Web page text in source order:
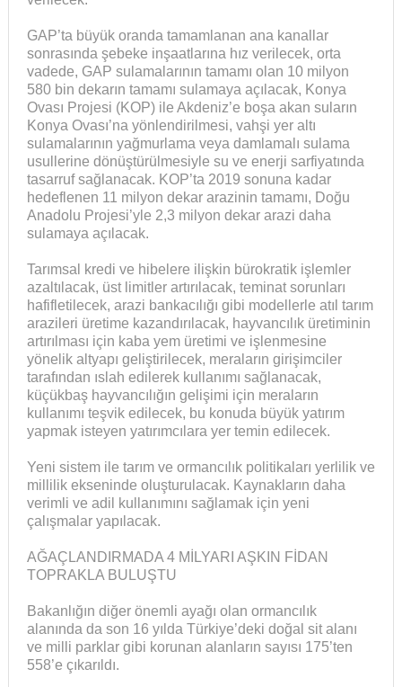
GAP’ta büyük oranda tamamlanan ana kanallar
sonrasında şebeke inşaatlarına hız verilecek, orta
vadede, GAP sulamalarının tamamı olan 10 milyon
580 bin dekarın tamamı sulamaya açılacak, Konya
Ovası Projesi (KOP) ile Akdeniz’e boşa akan suların
Konya Ovası’na yönlendirilmesi, vahşi yer altı
sulamalarının yağmurlama veya damlamalı sulama
usullerine dönüştürülmesiyle su ve enerji sarfiyatında
tasarruf sağlanacak. KOP’ta 2019 sonuna kadar
hedeflenen 11 milyon dekar arazinin tamamı, Doğu
Anadolu Projesi’yle 2,3 milyon dekar arazi daha
sulamaya açılacak.
Tarımsal kredi ve hibelere ilişkin bürokratik işlemler
azaltılacak, üst limitler artırılacak, teminat sorunları
hafifletilecek, arazi bankacılığı gibi modellerle atıl tarım
arazileri üretime kazandırılacak, hayvancılık üretiminin
artırılması için kaba yem üretimi ve işlenmesine
yönelik altyapı geliştirilecek, meraların girişimciler
tarafından ıslah edilerek kullanımı sağlanacak,
küçükbaş hayvancılığın gelişimi için meraların
kullanımı teşvik edilecek, bu konuda büyük yatırım
yapmak isteyen yatırımcılara yer temin edilecek.
Yeni sistem ile tarım ve ormancılık politikaları yerlilik ve
millilik ekseninde oluşturulacak. Kaynakların daha
verimli ve adil kullanımını sağlamak için yeni
çalışmalar yapılacak.
AĞAÇLANDIRMADA 4 MİLYARI AŞKIN FİDAN
TOPRAKLA BULUŞTU
Bakanlığın diğer önemli ayağı olan ormancılık
alanında da son 16 yılda Türkiye’deki doğal sit alanı
ve milli parklar gibi korunan alanların sayısı 175’ten
558’e çıkarıldı.